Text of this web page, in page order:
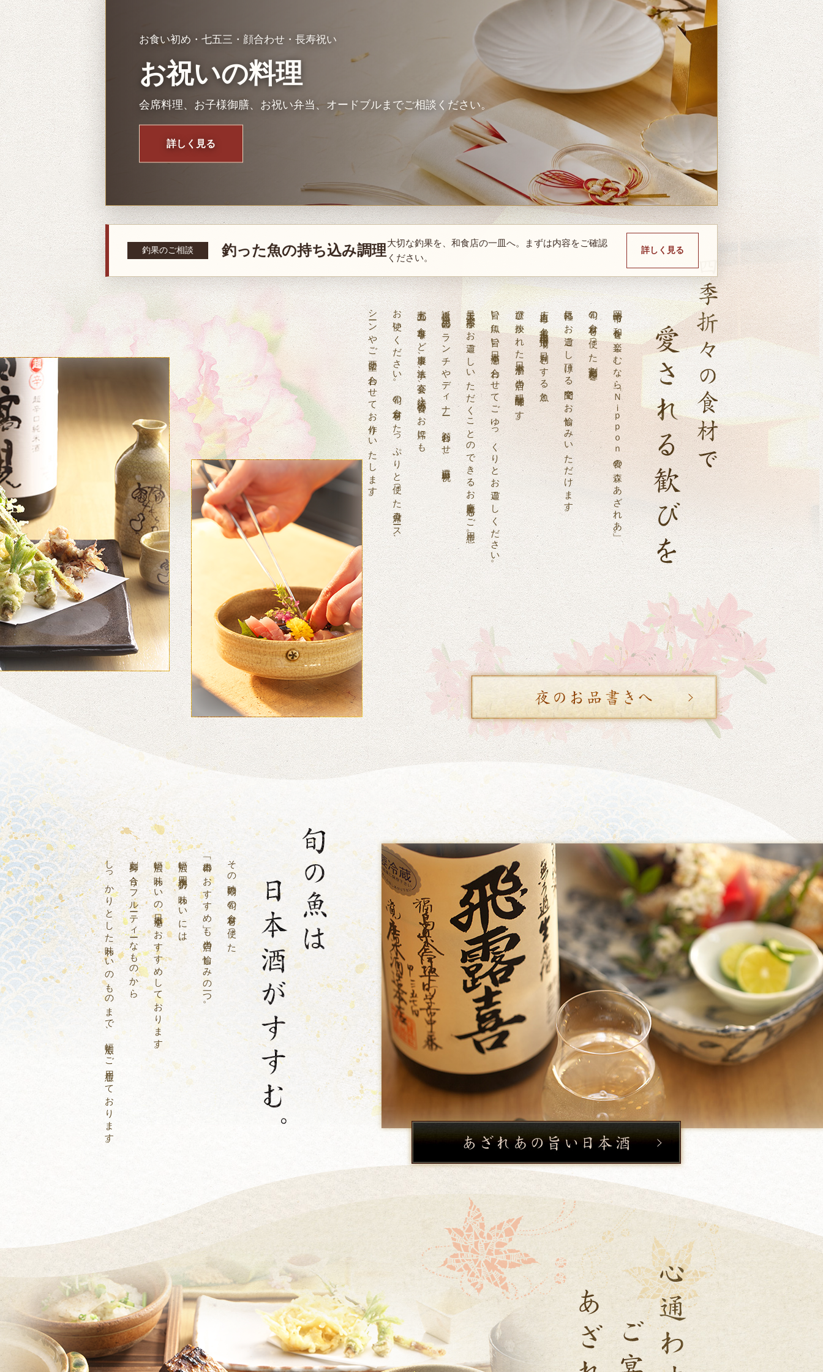
お食い初め・七五三・顔合わせ・長寿祝い
お祝いの料理
会席料理、お子様御膳、お祝い弁当、オードブルまでご相談ください。
詳しく見る
釣果のご相談 釣った魚の持ち込み調理大切な釣果を、和食店の一皿へ。まずは内容をご確認
ください。
詳しく見る
岡崎市で和食を楽しむなら「Ｎｉｐｐｏｎ食の森 あざれあ」。
旬の食材を使った割烹料理を、
気軽にお過ごし頂ける空間でお愉しみいただけます。
店主自ら名古屋市柳橋市場で目利きする魚と
選び抜かれた日本酒が当店の醍醐味です。
旨い魚に旨い日本酒を合わせてごゆっくりとお過ごしください。
最大二十名様がお過ごしいただくことのできるお座敷席もご用意。
誕生日・記念日のランチやディナー、顔合わせ、還暦祝い、
七五三の食事など慶事、法事、宴会、接待・会食のお席にも
お使いください。旬の食材をたっぷりと使った会席コース、
シーンやご要望に合わせてお作りいたします。
その時期の旬の食材を使った
「本日のおすすめ」も当店の愉しみの一つ。
幅広い四季折々の味わいには、
幅広い味わいの日本酒をおすすめしております。
刺身に合うフルーティーなものから、
しっかりとした味わいのものまで、幅広くご用意しております。